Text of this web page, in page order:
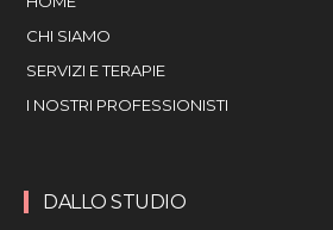
CHI SIAMO
SERVIZI E TERAPIE
I NOSTRI PROFESSIONISTI
DALLO STUDIO